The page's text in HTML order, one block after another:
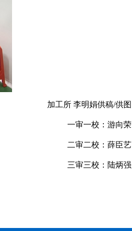
加工所 李明娟供稿/供图
一审一校：游向荣
二审二校：薛臣艺
三审三校：陆炳强